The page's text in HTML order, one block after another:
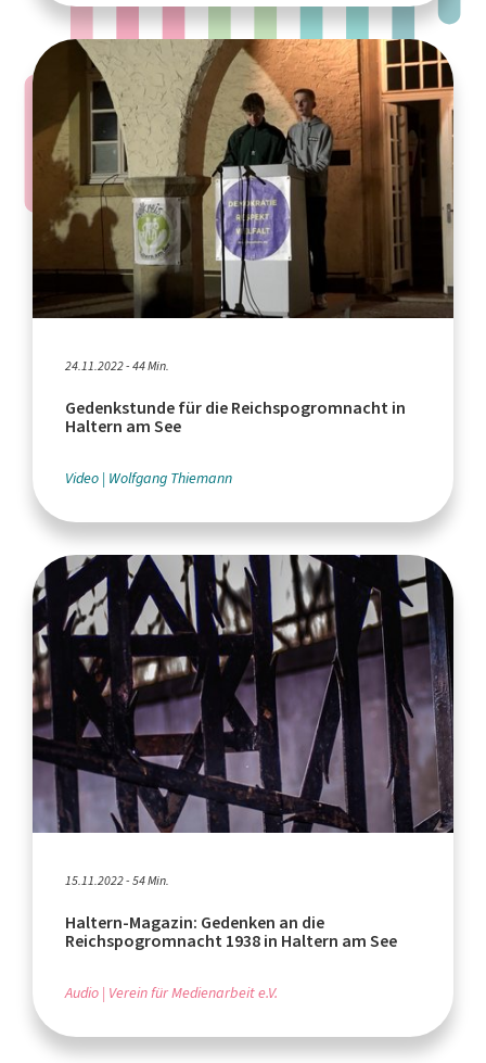
24.11.2022 - 44 Min.
Gedenkstunde für die Reichspogromnacht in
Haltern am See
Video Wolfgang Thiemann
15.11.2022 - 54 Min.
Haltern-Magazin: Gedenken an die
Reichspogromnacht 1938 in Haltern am See
Audio Verein für Medienarbeit e.V.